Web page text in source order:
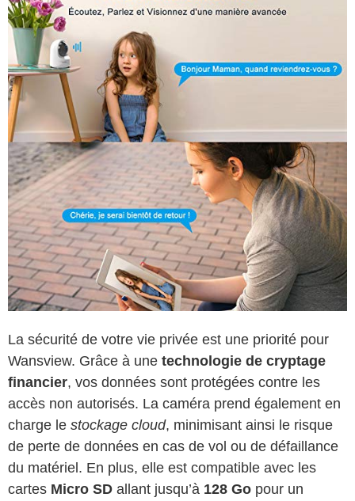
La sécurité de votre vie privée est une priorité pour
Wansview. Grâce à une technologie de cryptage
financier, vos données sont protégées contre les
accès non autorisés. La caméra prend également en
charge le stockage cloud, minimisant ainsi le risque
de perte de données en cas de vol ou de défaillance
du matériel. En plus, elle est compatible avec les
cartes Micro SD allant jusqu’à 128 Go pour un